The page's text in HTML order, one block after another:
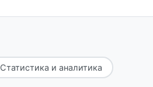
Статистика и аналитика